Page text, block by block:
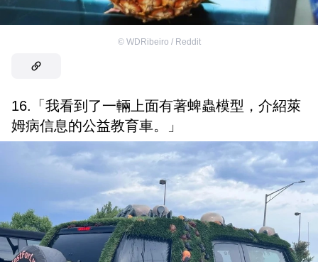
© WDRibeiro / Reddit
16.「我看到了一輛上面有著蜱蟲模型，介紹萊
姆病信息的公益教育車。」